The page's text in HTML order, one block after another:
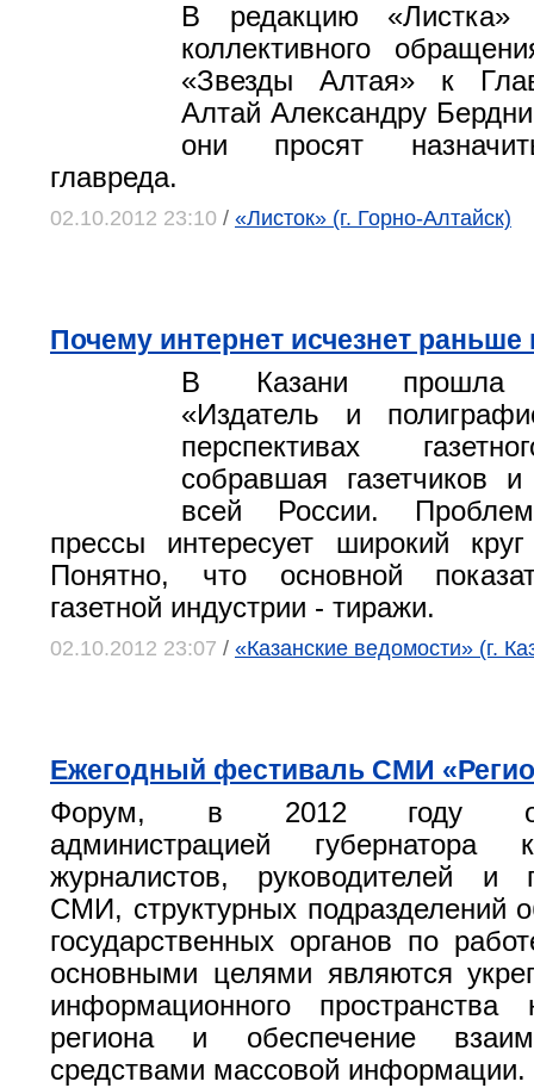
В редакцию «Листка»
коллективного
«Звезды Алтая» к
Алтай Александру
они просят
главреда.
02.10.2012 23:10 / «Листок» (г. Горно-Алтайск)
Почему интернет исчезнет раньше
В Казани прошла
«Издатель и
перспективах
собравшая газетчиков
всей России.
прессы интересует широкий круг
Понятно, что основной
газетной индустрии - тиражи.
02.10.2012 23:07 / «Казанские ведомости» (г.
Ежегодный фестиваль СМИ
Форум, в 2012 году
администрацией губернатора
журналистов, руководителей и
СМИ, структурных подразделений
государственных органов по
основными целями являются
информационного пространства
региона и обеспечение
средствами массовой информации.